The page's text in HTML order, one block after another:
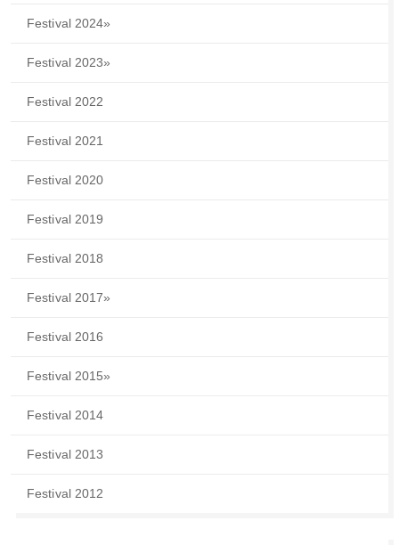
Festival 2024»
Festival 2023»
Festival 2022
Festival 2021
Festival 2020
Festival 2019
Festival 2018
Festival 2017»
Festival 2016
Festival 2015»
Festival 2014
Festival 2013
Festival 2012